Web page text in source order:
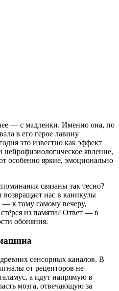
— с мадленки. Именно она, по
в его герое лавину
это известно как эффект
явление,
особенно яркие, эмоционально
связаны так тесно?
нас в каникулы
— к тому самому вечеру,
из памяти? Ответ — в
обоняния.
сенсорных каналов. В
от рецепторов не
а идут напрямую в
мозга, отвечающую за